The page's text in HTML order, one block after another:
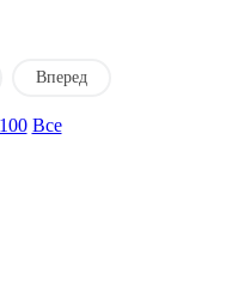
Вперед
100 Все